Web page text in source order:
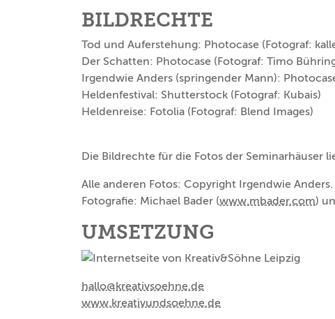
BILDRECHTE
Tod und Auferstehung: Photocase (Fotograf:
Der Schatten: Photocase (Fotograf: Timo
Irgendwie Anders (springender Mann):
Heldenfestival: Shutterstock (Fotograf: Kubais)
Heldenreise: Fotolia (Fotograf: Blend Images)
Die Bildrechte für die Fotos der Seminarhäuser
Alle anderen Fotos: Copyright Irgendwie Anders.
Fotografie: Michael Bader (www.mbader.com)
UMSETZUNG
hallo@kreativsoehne.de
www.kreativundsoehne.de